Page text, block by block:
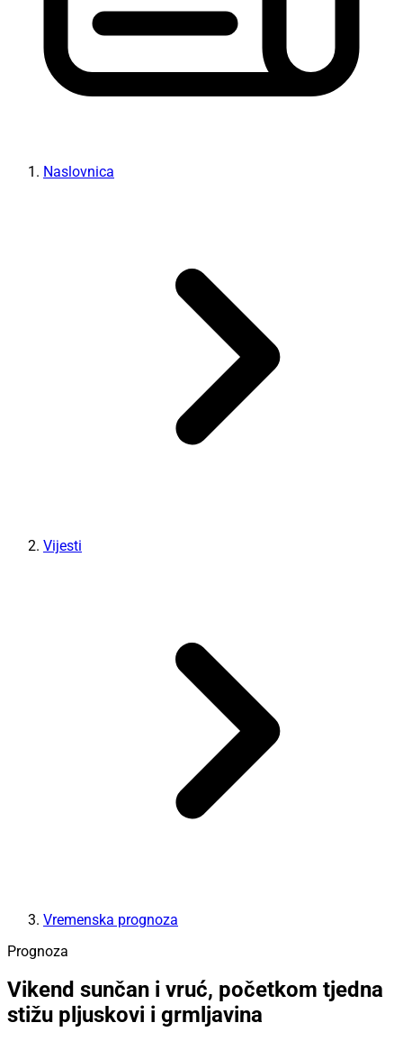
Naslovnica
Vijesti
Vremenska prognoza
Prognoza
Vikend sunčan i vruć, početkom tjedna
stižu pljuskovi i grmljavina